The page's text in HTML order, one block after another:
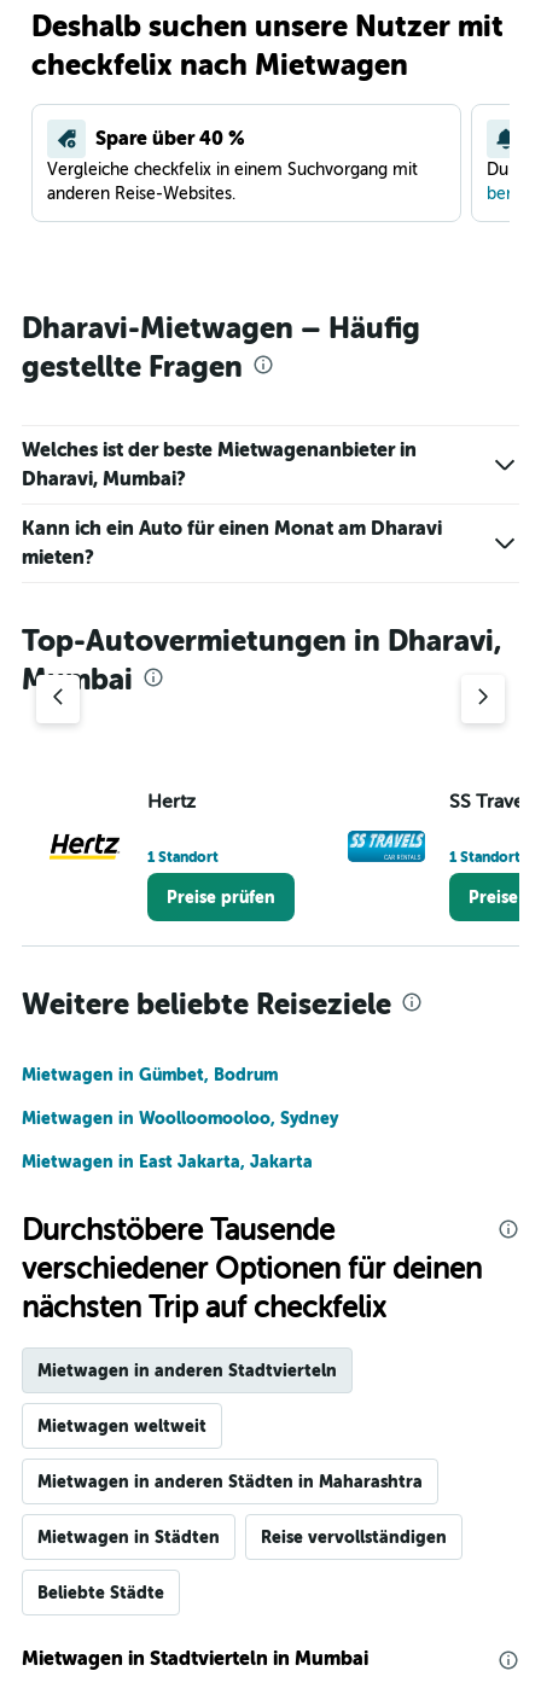
Deshalb suchen unsere Nutzer mit
checkfelix nach Mietwagen
Spare über 40 %
Vergleiche checkfelix in einem Suchvorgang mit
anderen Reise-Websites.
Du
Dharavi-Mietwagen – Häufig
gestellte Fragen
Welches ist der beste Mietwagenanbieter in
Dharavi, Mumbai?
Kann ich ein Auto für einen Monat am Dharavi
mieten?
Top-Autovermietungen in Dharavi,
Mumbai
Hertz
1 Standort
Preise prüfen
SS Travels
1 Standort
Preise
Weitere beliebte Reiseziele
Mietwagen in Gümbet, Bodrum
Mietwagen in Woolloomooloo, Sydney
Mietwagen in East Jakarta, Jakarta
Durchstöbere Tausende
verschiedener Optionen für deinen
nächsten Trip auf checkfelix
Mietwagen in anderen Stadtvierteln
Mietwagen weltweit
Mietwagen in anderen Städten in Maharashtra
Mietwagen in Städten Reise vervollständigen
Beliebte Städte
Mietwagen in Stadtvierteln in Mumbai